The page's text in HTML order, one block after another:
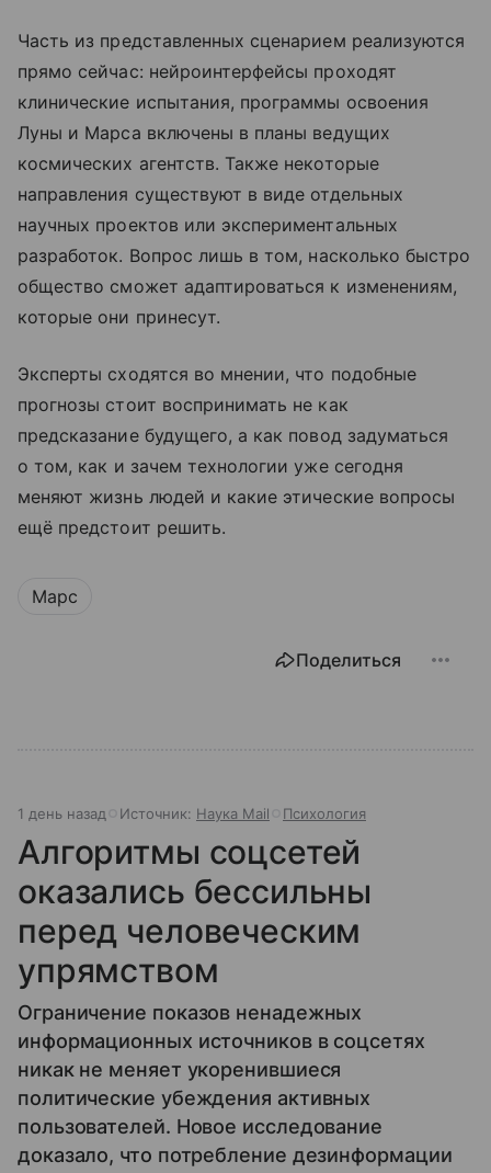
Часть из представленных сценарием реализуются
прямо сейчас: нейроинтерфейсы проходят
клинические испытания, программы освоения
Луны и Марса включены в планы ведущих
космических агентств. Также некоторые
направления существуют в виде отдельных
научных проектов или экспериментальных
разработок. Вопрос лишь в том, насколько быстро
общество сможет адаптироваться к изменениям,
которые они принесут.
Эксперты сходятся во мнении, что подобные
прогнозы стоит воспринимать не как
предсказание будущего, а как повод задуматься
о том, как и зачем технологии уже сегодня
меняют жизнь людей и какие этические вопросы
ещё предстоит решить.
Марс
Поделиться
1 день назад Источник: Наука Mail Психология
Алгоритмы соцсетей
оказались бессильны
перед человеческим
упрямством
Ограничение показов ненадежных
информационных источников в соцсетях
никак не меняет укоренившиеся
политические убеждения активных
пользователей. Новое исследование
доказало, что потребление дезинформации